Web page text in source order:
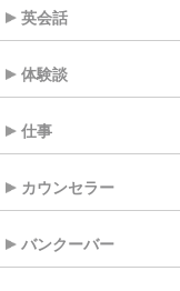
英会話
体験談
仕事
カウンセラー
バンクーバー